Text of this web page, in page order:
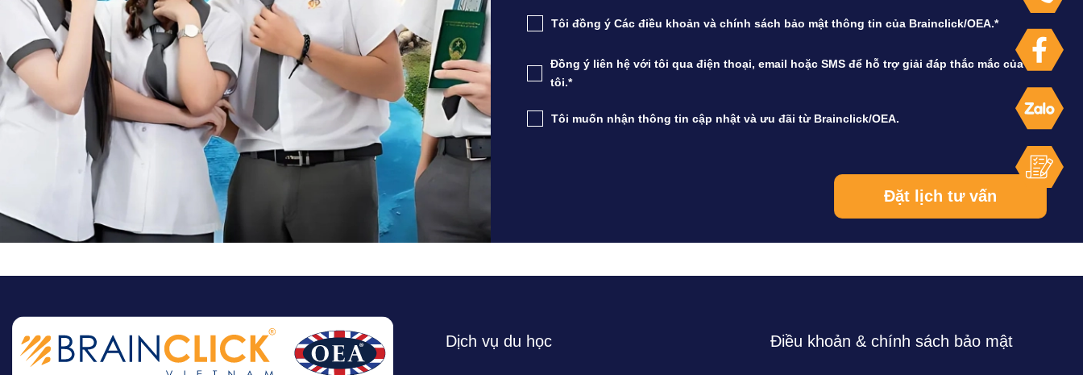
Tôi đồng ý Các điều khoản và chính sách bảo mật thông tin của Brainclick/OEA.*
Đồng ý liên hệ với tôi qua điện thoại, email hoặc SMS để hỗ trợ giải đáp thắc mắc của
tôi.*
Tôi muốn nhận thông tin cập nhật và ưu đãi từ Brainclick/OEA.
Dịch vụ du học Điều khoản & chính sách bảo mật